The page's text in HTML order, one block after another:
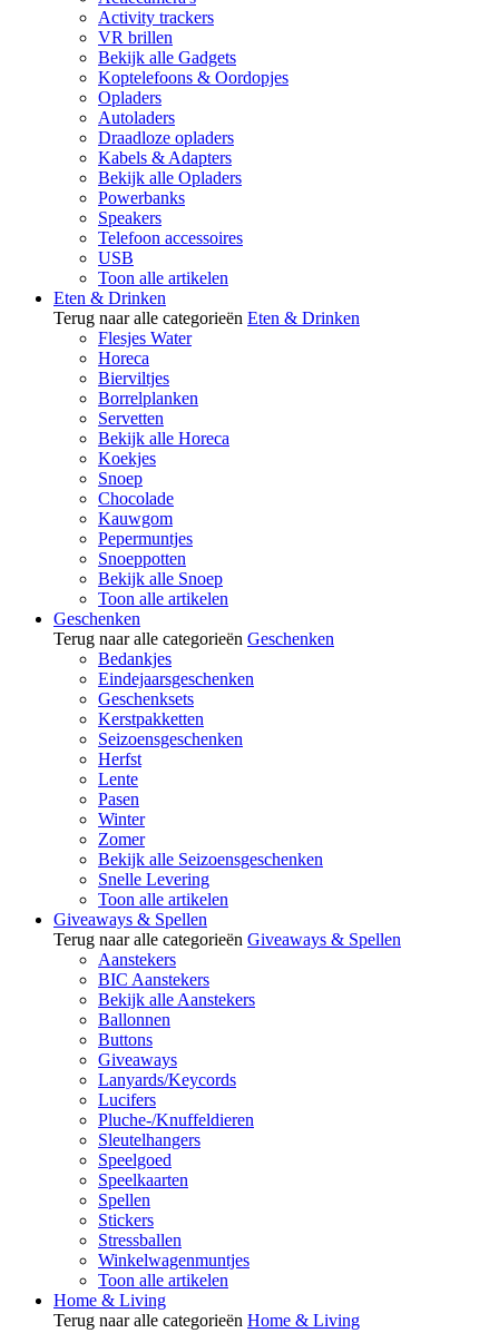
Activity trackers
VR brillen
Bekijk alle Gadgets
Koptelefoons & Oordopjes
Opladers
Autoladers
Draadloze opladers
Kabels & Adapters
Bekijk alle Opladers
Powerbanks
Speakers
Telefoon accessoires
USB
Toon alle artikelen
Eten & Drinken
Terug naar alle categorieën Eten & Drinken
Flesjes Water
Horeca
Bierviltjes
Borrelplanken
Servetten
Bekijk alle Horeca
Koekjes
Snoep
Chocolade
Kauwgom
Pepermuntjes
Snoeppotten
Bekijk alle Snoep
Toon alle artikelen
Geschenken
Terug naar alle categorieën Geschenken
Bedankjes
Eindejaarsgeschenken
Geschenksets
Kerstpakketten
Seizoensgeschenken
Herfst
Lente
Pasen
Winter
Zomer
Bekijk alle Seizoensgeschenken
Snelle Levering
Toon alle artikelen
Giveaways & Spellen
Terug naar alle categorieën Giveaways & Spellen
Aanstekers
BIC Aanstekers
Bekijk alle Aanstekers
Ballonnen
Buttons
Giveaways
Lanyards/Keycords
Lucifers
Pluche-/Knuffeldieren
Sleutelhangers
Speelgoed
Speelkaarten
Spellen
Stickers
Stressballen
Winkelwagenmuntjes
Toon alle artikelen
Home & Living
Terug naar alle categorieën Home & Living